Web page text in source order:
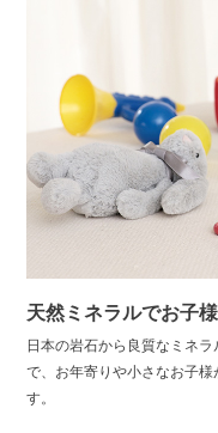
天然ミネラルでお子
日本の岩石から良質なミネ
で、お年寄りや小さなお子
す。